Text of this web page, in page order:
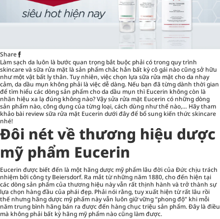
Share
Làm sạch da luôn là bước quan trọng bắt buộc phải có trong quy trình
skincare và sữa rửa mặt là sản phẩm chắc hẳn bất kỳ cô gái nào cũng sở hữu
như một vật bất ly thân. Tuy nhiên, việc chọn lựa sữa rửa mặt cho da nhạy
cảm, da dầu mụn không phải là việc dễ dàng. Nếu bạn đã từng dành thời gian
để tìm hiểu các dòng sản phẩm cho da dầu mụn thì Eucerin không còn là
nhãn hiệu xa lạ đúng không nào? Vậy sửa rửa mặt Eucerin có những dòng
sản phẩm nào, công dụng của từng loại, cách dùng như thế nào,… Hãy tham
khảo bài review sữa rửa mặt Eucerin dưới đây để bổ sung kiến thức skincare
nhé!
Đôi nét về thương hiệu dược
mỹ phẩm Eucerin
Eucerin được biết đến là một hãng dược mỹ phẩm lâu đời của Đức chịu trách
nhiệm bởi công ty Beiersdorf. Ra mắt từ những năm 1880, cho đến hiện tại
các dòng sản phẩm của thương hiệu này vẫn rất thịnh hành và trở thành sự
lựa chọn hàng đầu của phái đẹp. Phải nói rằng, tuy xuất hiện từ rất lâu rồi
thế nhưng hãng dược mỹ phẩm này vẫn luôn giữ vững “phong độ” khi mỗi
năm trung bình hãng bán ra được đến hàng chục triệu sản phẩm. Đây là điều
mà không phải bất kỳ hãng mỹ phẩm nào cũng làm được.